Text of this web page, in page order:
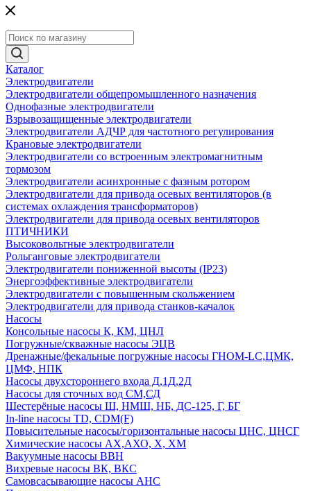
Каталог
Электродвигатели
Электродвигатели общепромышленного назначения
Однофазные электродвигатели
Взрывозащищенные электродвигатели
Электродвигатели АДЧР для частотного регулирования
Крановые электродвигатели
Электродвигатели со встроенным электромагнитным
тормозом
Электродвигатели асинхронные с фазным ротором
Электродвигатели для привода осевых вентиляторов (в
системах охлаждения трансформаторов)
Электродвигатели для привода осевых вентиляторов
ПТИЧНИКИ
Высоковольтные электродвигатели
Рольганговые электродвигатели
Электродвигатели пониженной высоты (IP23)
Энергоэффективные электродвигатели
Электродвигатели с повышенным скольжением
Электродвигатели для привода станков-качалок
Насосы
Консольные насосы К, КМ, ЦНЛ
Погружные/скважные насосы ЭЦВ
Дренажные/фекальные погружные насосы ГНОМ-LC,ЦМК,
ЦМФ, НПК
Насосы двухстороннего входа Д,1Д,2Д
Насосы для сточных вод СМ,СД
Шестерёные насосы Ш, НМШ, НБ, ДС-125, Г, БГ
In-line насосы TD, CDM(F)
Повысительные насосы/горизонтальные насосы ЦНС, ЦНСГ
Химические насосы АХ,АХО, Х, ХМ
Вакуумные насосы ВВН
Вихревые насосы ВК, ВКС
Самовсасывающие насосы АНС